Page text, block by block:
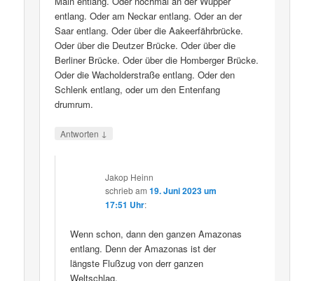
entlang. Oder am Neckar entlang. Oder an der
Saar entlang. Oder über die Aakeerfährbrücke.
Oder über die Deutzer Brücke. Oder über die
Berliner Brücke. Oder über die Homberger Brücke.
Oder die Wacholderstraße entlang. Oder den
Schlenk entlang, oder um den Entenfang
drumrum.
Antworten ↓
Jakop Heinn
schriebam19. Juni 2023 um
17:51 Uhr:
Wenn schon, dann den ganzen Amazonas
entlang. Denn der Amazonas ist der
längste Flußzug von derr ganzen
Weltschlag.